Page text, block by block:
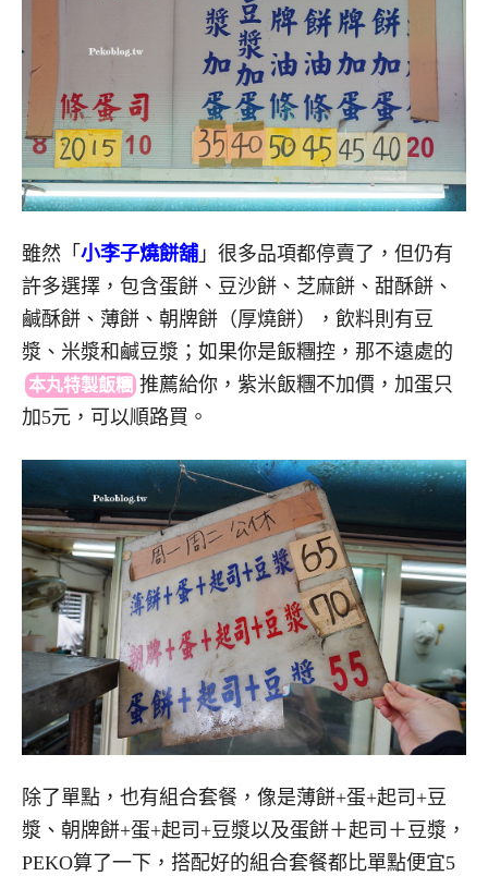
雖然「 小李子燒餅舖 」很多品項都停賣了，但仍有
許多選擇，包含蛋餅、豆沙餅、芝麻餅、甜酥餅、
鹹酥餅、薄餅、朝牌餅（厚燒餅），飲料則有豆
漿、米漿和鹹豆漿；如果你是飯糰控，那不遠處的
本丸特製飯糰 推薦給你，紫米飯糰不加價，加蛋只
加5元，可以順路買。
除了單點，也有組合套餐，像是薄餅+蛋+起司+豆
漿、朝牌餅+蛋+起司+豆漿以及蛋餅＋起司＋豆漿，
PEKO算了一下，搭配好的組合套餐都比單點便宜5